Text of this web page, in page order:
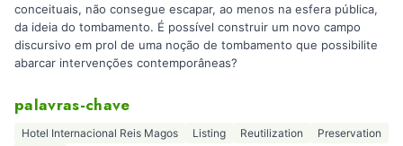
conceituais, não consegue escapar, ao menos na esfera pública,
da ideia do tombamento. É possível construir um novo campo
discursivo em prol de uma noção de tombamento que possibilite
abarcar intervenções contemporâneas?
palavras-chave
Hotel Internacional Reis Magos Listing Reutilization
Preservation